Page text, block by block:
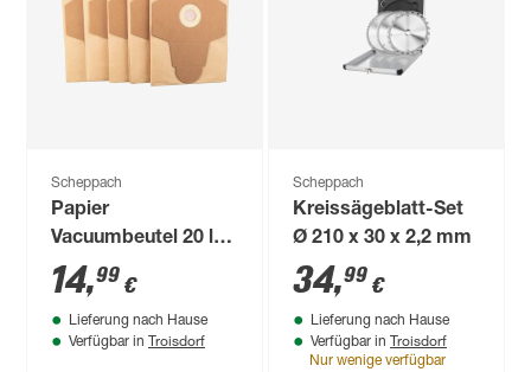
Scheppach
Papier
Vacuumbeutel 20 l
5er-Pack
14,99 €
Lieferung nach Hause
Verfügbar in Troisdorf
Scheppach
Kreissägeblatt-Set
Ø 210 x 30 x 2,2 mm
34,99 €
Lieferung nach Hause
Verfügbar in Troisdorf
Nur wenige verfügbar